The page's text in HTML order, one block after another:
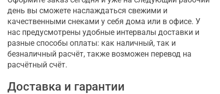
день вы сможете наслаждаться свежими и
качественными снеками у себя дома или в офисе. У
нас предусмотрены удобные интервалы доставки и
разные способы оплаты: как наличный, так и
безналичный расчёт, также возможен перевод на
расчётный счёт.
Доставка и гарантии